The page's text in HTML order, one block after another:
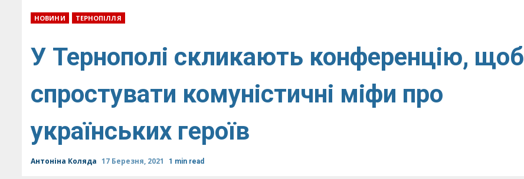
НОВИНИ ТЕРНОПІЛЛЯ
У Тернополі скликають конференцію, щоб
спростувати комуністичні міфи про
українських героїв
Антоніна Коляда 17 Березня, 2021 1 min read